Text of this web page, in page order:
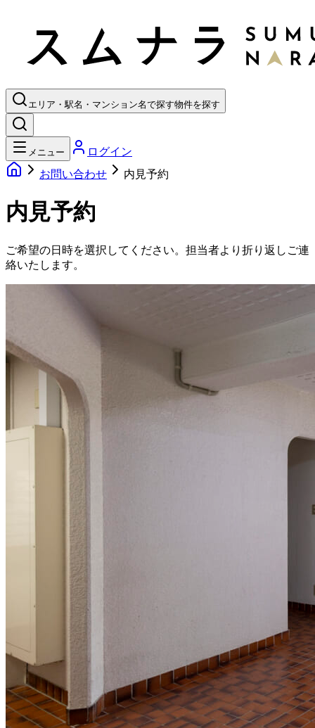
エリア・駅名・マンション名で探す物件を探す
メニュー
ログイン
お問い合わせ
内見予約
内見予約
ご希望の日時を選択してください。担当者より折り返しご連
絡いたします。